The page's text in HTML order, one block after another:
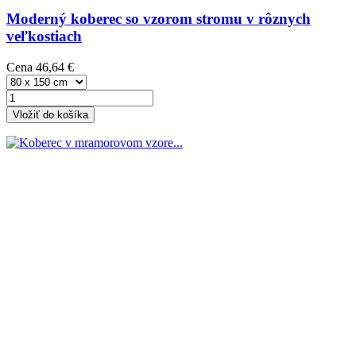
Moderný koberec so vzorom stromu v rôznych
veľkostiach
Cena 46,64 €
Vložiť do košíka